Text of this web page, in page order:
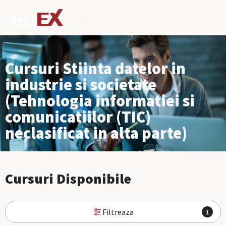
Cursuri Stiinta datelor in
industrie si societate
(Tehnologia informatiei si
comunicatiilor (TIC)
neclasificat in alta parte)
Cursuri Disponibile
Filtreaza 1